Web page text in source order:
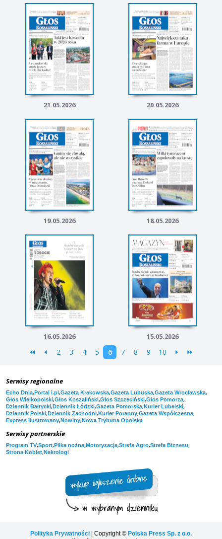
21.05.2026 20.05.2026
19.05.2026 18.05.2026
16.05.2026 15.05.2026
2 3 4 5 6 7 8 9 10
Serwisy regionalne
Echo Dnia,Portal i.pl,Gazeta Krakowska,Gazeta Lubuska,Gazeta Wrocławska,
Głos Wielkopolski,Głos Koszaliński,Głos Szczeciński,Głos Pomorza,
Dziennik Bałtycki,Dziennik Łódzki,Gazeta Pomorska,Kurier Lubelski,
Dziennik Polski,Dziennik Zachodni,Kurier Poranny,Gazeta Współczesna,
Express Ilustrowany,Nowiny,Nowa Trybuna Opolska
Serwisy partnerskie
Program TV,Sport,Piłka nożna,Motoryzacja,Strefa Agro,Strefa Biznesu,
Strona Kobiet,Nekrologi
Polityka Prywatności | Copyright © Polska Press Sp. z o.o.